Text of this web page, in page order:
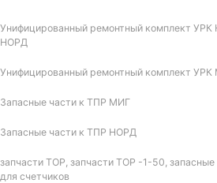
Унифицированный ремонтный комплект
НОРД
Унифицированный ремонтный комплект
Запасные части к ТПР МИГ
Запасные части к ТПР НОРД
запчасти ТОР, запчасти ТОР -1-50,
для счетчиков